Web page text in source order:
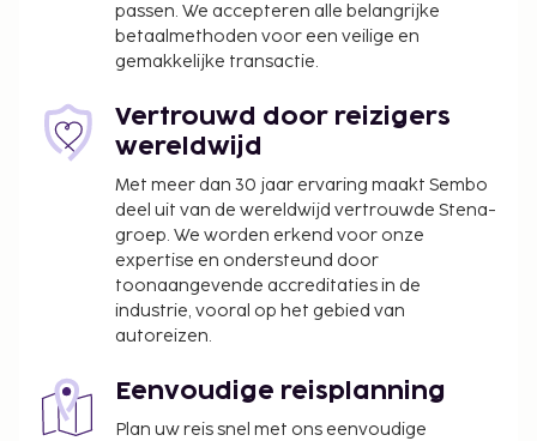
passen. We accepteren alle belangrijke
betaalmethoden voor een veilige en
gemakkelijke transactie.
Vertrouwd door reizigers
wereldwijd
Met meer dan 30 jaar ervaring maakt Sembo
deel uit van de wereldwijd vertrouwde Stena-
groep. We worden erkend voor onze
expertise en ondersteund door
toonaangevende accreditaties in de
industrie, vooral op het gebied van
autoreizen.
Eenvoudige reisplanning
Plan uw reis snel met ons eenvoudige